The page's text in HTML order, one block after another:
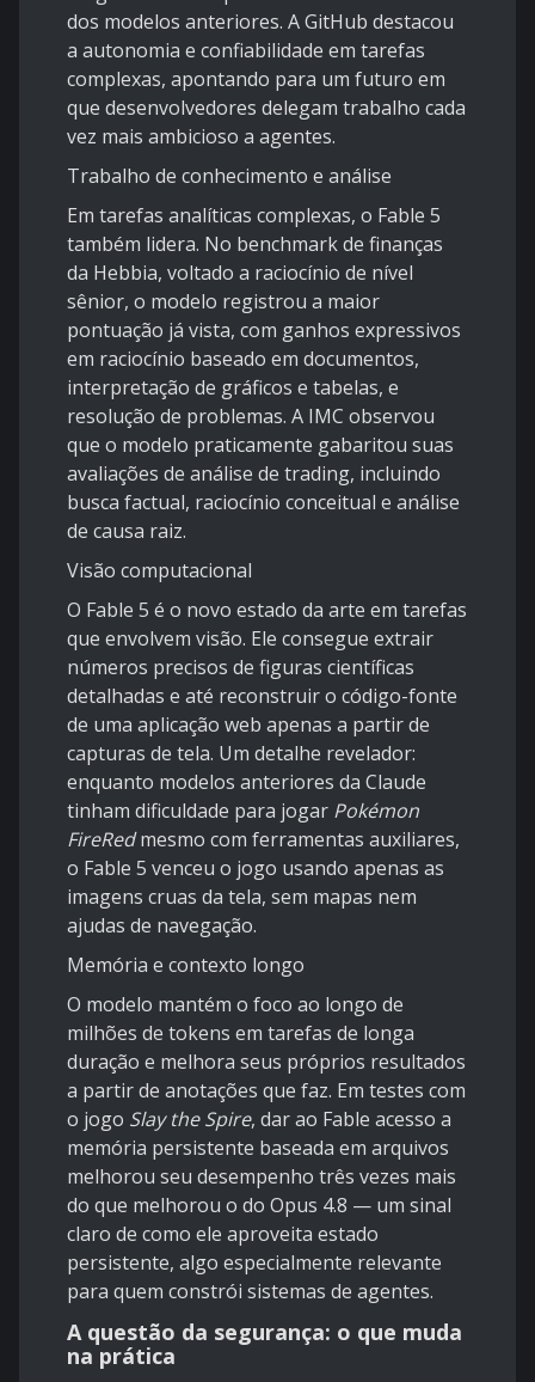
dos modelos anteriores. A GitHub destacou
a autonomia e confiabilidade em tarefas
complexas, apontando para um futuro em
que desenvolvedores delegam trabalho cada
vez mais ambicioso a agentes.
Trabalho de conhecimento e análise
Em tarefas analíticas complexas, o Fable 5
também lidera. No benchmark de finanças
da Hebbia, voltado a raciocínio de nível
sênior, o modelo registrou a maior
pontuação já vista, com ganhos expressivos
em raciocínio baseado em documentos,
interpretação de gráficos e tabelas, e
resolução de problemas. A IMC observou
que o modelo praticamente gabaritou suas
avaliações de análise de trading, incluindo
busca factual, raciocínio conceitual e análise
de causa raiz.
Visão computacional
O Fable 5 é o novo estado da arte em tarefas
que envolvem visão. Ele consegue extrair
números precisos de figuras científicas
detalhadas e até reconstruir o código-fonte
de uma aplicação web apenas a partir de
capturas de tela. Um detalhe revelador:
enquanto modelos anteriores da Claude
tinham dificuldade para jogar Pokémon
FireRedmesmo com ferramentas auxiliares,
o Fable 5 venceu o jogo usando apenas as
imagens cruas da tela, sem mapas nem
ajudas de navegação.
Memória e contexto longo
O modelo mantém o foco ao longo de
milhões de tokens em tarefas de longa
duração e melhora seus próprios resultados
a partir de anotações que faz. Em testes com
o jogo Slay the Spire, dar ao Fable acesso a
memória persistente baseada em arquivos
melhorou seu desempenho três vezes mais
do que melhorou o do Opus 4.8 — um sinal
claro de como ele aproveita estado
persistente, algo especialmente relevante
para quem constrói sistemas de agentes.
A questão da segurança: o que muda
na prática